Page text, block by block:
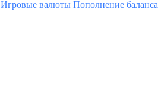
Игровые валюты Пополнение баланса